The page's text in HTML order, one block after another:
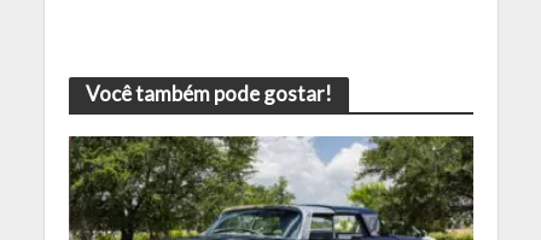
Você também pode gostar!